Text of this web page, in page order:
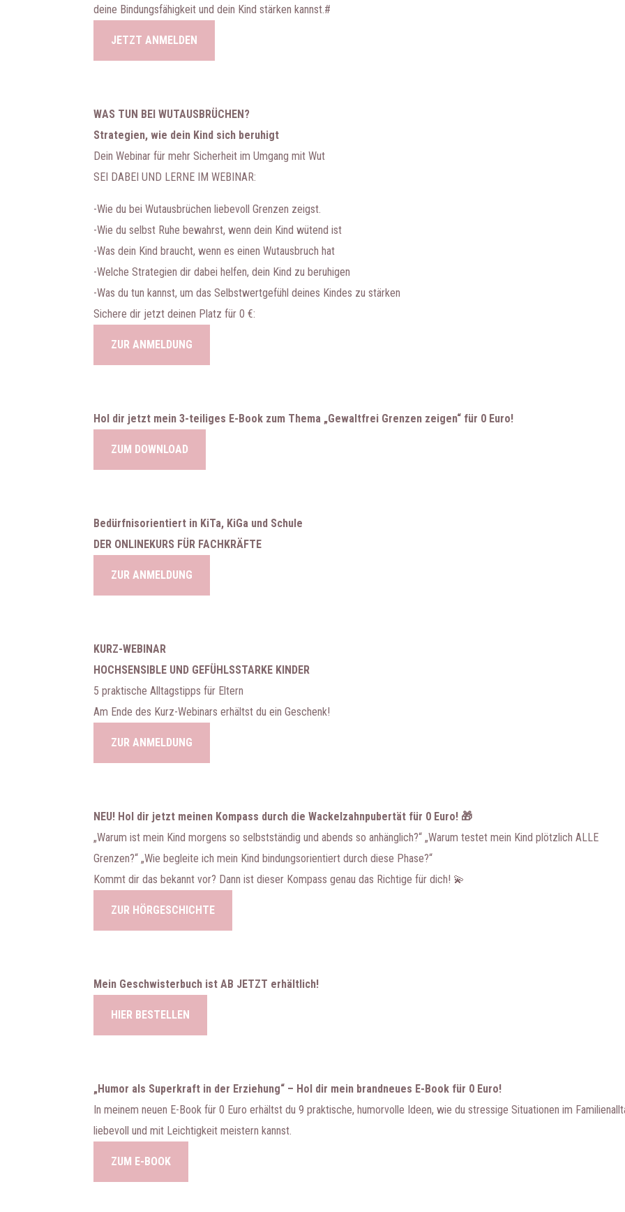
deine Bindungsfähigkeit und dein Kind stärken kannst.#
JETZT ANMELDEN
WAS TUN BEI WUTAUSBRÜCHEN?
Strategien, wie dein Kind sich beruhigt
Dein Webinar für mehr Sicherheit im Umgang mit Wut
SEI DABEI UND LERNE IM WEBINAR:
-Wie du bei Wutausbrüchen liebevoll Grenzen zeigst.
-Wie du selbst Ruhe bewahrst, wenn dein Kind wütend ist
-Was dein Kind braucht, wenn es einen Wutausbruch hat
-Welche Strategien dir dabei helfen, dein Kind zu beruhigen
-Was du tun kannst, um das Selbstwertgefühl deines Kindes zu stärken
Sichere dir jetzt deinen Platz für 0 €:
ZUR ANMELDUNG
Hol dir jetzt mein 3-teiliges E-Book zum Thema „Gewaltfrei Grenzen zeigen“ für 0 Euro!
ZUM DOWNLOAD
Bedürfnisorientiert in KiTa, KiGa und Schule
DER ONLINEKURS FÜR FACHKRÄFTE
ZUR ANMELDUNG
KURZ-WEBINAR
HOCHSENSIBLE UND GEFÜHLSSTARKE KINDER
5 praktische Alltagstipps für Eltern
Am Ende des Kurz-Webinars erhältst du ein Geschenk!
ZUR ANMELDUNG
NEU! Hol dir jetzt meinen Kompass durch die Wackelzahnpubertät für 0 Euro! 🎁
„Warum ist mein Kind morgens so selbstständig und abends so anhänglich?“ „Warum testet mein Kind plötzlich ALLE
Grenzen?“ „Wie begleite ich mein Kind bindungsorientiert durch diese Phase?“
Kommt dir das bekannt vor? Dann ist dieser Kompass genau das Richtige für dich! 💫
ZUR HÖRGESCHICHTE
Mein Geschwisterbuch ist AB JETZT erhältlich!
HIER BESTELLEN
„Humor als Superkraft in der Erziehung“ – Hol dir mein brandneues E-Book für 0 Euro!
In meinem neuen E-Book für 0 Euro erhältst du 9 praktische, humorvolle Ideen, wie du stressige Situationen im
liebevoll und mit Leichtigkeit meistern kannst.
ZUM E-BOOK